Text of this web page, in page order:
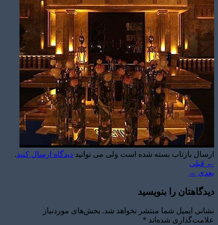
تشریفات مجالس
باغ های عروسی
استودیو عکاسی
قیمت منوها
برآورد قیمت
برآورد قیمت
ارسال بازتاب بسته شده است ولی می توانید دیدگاه ارسال کنید.
← قبلی
بعدی →
دیدگاهتان را بنویسید
نشانی ایمیل شما منتشر نخواهد شد. بخش‌های موردنیاز
علامت‌گذاری شده‌اند *